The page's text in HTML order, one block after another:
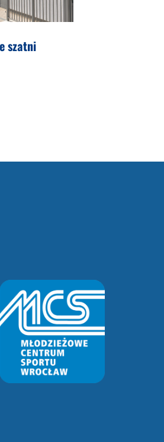
szatni